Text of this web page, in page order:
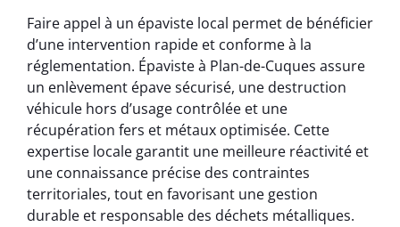
Faire appel à un épaviste local permet de bénéficier
d’une intervention rapide et conforme à la
réglementation. Épaviste à Plan-de-Cuques assure
un enlèvement épave sécurisé, une destruction
véhicule hors d’usage contrôlée et une
récupération fers et métaux optimisée. Cette
expertise locale garantit une meilleure réactivité et
une connaissance précise des contraintes
territoriales, tout en favorisant une gestion
durable et responsable des déchets métalliques.